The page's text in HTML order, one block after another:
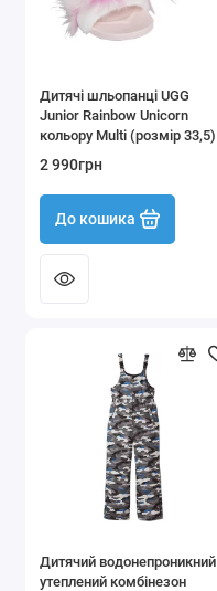
Дитячі шльопанці UGG
Junior Rainbow Unicorn
кольору Multi (розмір 33,5)
2 990грн
До кошика
Дитячий водонепроникний
утеплений комбінезон